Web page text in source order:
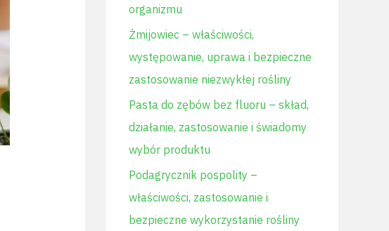
a
:
organizmu
Żmijowiec – właściwości,
występowanie, uprawa i bezpieczne
zastosowanie niezwykłej rośliny
Pasta do zębów bez fluoru – skład,
działanie, zastosowanie i świadomy
wybór produktu
Podagrycznik pospolity –
właściwości, zastosowanie i
bezpieczne wykorzystanie rośliny